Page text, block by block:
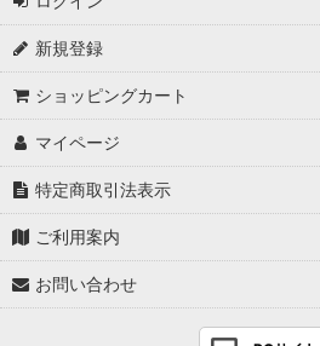
新規登録
ショッピングカート
マイページ
特定商取引法表示
ご利用案内
お問い合わせ